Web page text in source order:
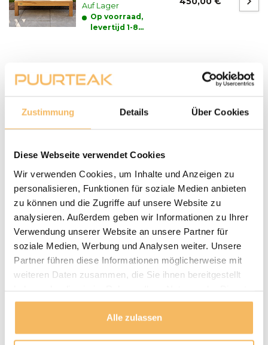
Zustimmung Details Über Cookies
Diese Webseite verwendet Cookies
Wir verwenden Cookies, um Inhalte und Anzeigen zu
personalisieren, Funktionen für soziale Medien anbieten
zu können und die Zugriffe auf unsere Website zu
analysieren. Außerdem geben wir Informationen zu Ihrer
Verwendung unserer Website an unsere Partner für
soziale Medien, Werbung und Analysen weiter. Unsere
Partner führen diese Informationen möglicherweise mit
weiteren Daten zusammen, die Sie ihnen bereitgestellt
gesammelt haben.
Alle zulassen
Auf Lager
Op voorraad,
levertijd 1-8
Fragen zu einem unserer Produkte?
We helpen je graag bij het maken van de juiste keuze
LIEFERN:
Puurteak.de hat einen eigenen Lieferservice und liefert die
Möbel nach Absprache zu Ihnen nach Hause. Wir werden
Wir setzen uns mit Ihnen in Verbindung und vereinbaren
mit Ihnen einen Termin für die Lieferung. Unsere
Gartenmöbel werden bei Bedarf von unserem Fahrer
montiert und aufgestellt. Anlieferungen erfolgen nur
ebenerdig. Bei der Lieferung eines Baumstamm-Tisches
sollte zum Zeitpunkt der Lieferung zusätzliche Hilfe
anwesend sein, um Aufstellen des Tisches anwesend sein.
machen, bei der Lieferung zu bezahlen, können Sie auch
per Banküberweisung oder in unserem Ausstellungsraum